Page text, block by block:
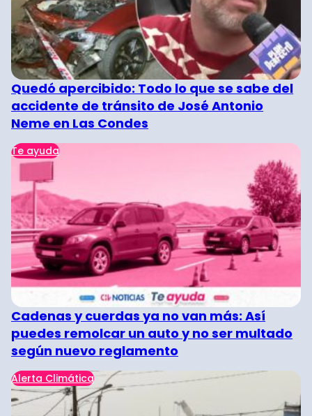
Quedó apercibido: Todo lo que se sabe del
accidente de tránsito de José Antonio
Neme en Las Condes
Te ayuda
Cadenas y cuerdas ya no van más: Así
puedes remolcar un auto y no ser multado
según nuevo reglamento
Alerta Climática